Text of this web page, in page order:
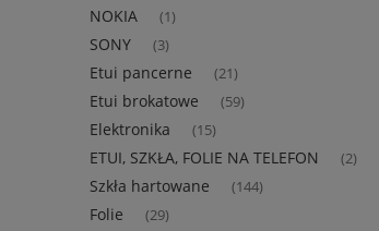
NOKIA (1)
SONY (3)
Etui pancerne (21)
Etui brokatowe (59)
Elektronika (15)
ETUI, SZKŁA, FOLIE NA TELEFON (2)
Szkła hartowane (144)
Folie (29)